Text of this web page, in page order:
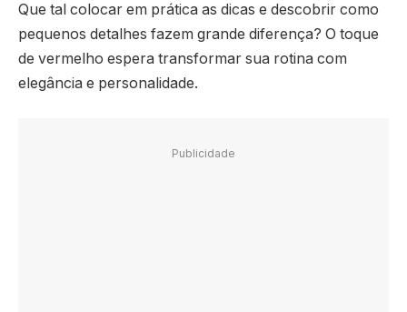
Que tal colocar em prática as dicas e descobrir como
pequenos detalhes fazem grande diferença? O toque
de vermelho espera transformar sua rotina com
elegância e personalidade.
Publicidade